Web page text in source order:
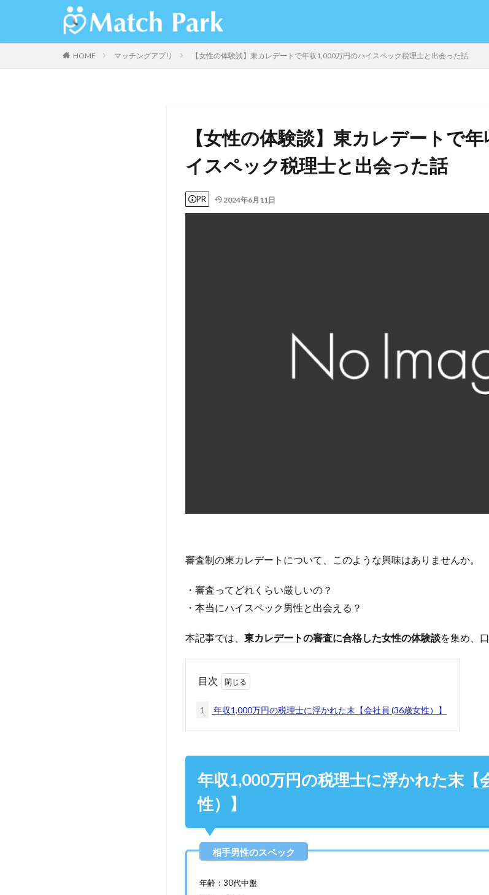
HOME マッチングアプリ 【女性の体験談】東カレデートで年収1,000万円のハイスペック税理士と出会った話
【女性の体験談】東カレデートで
イスペック税理士と出会った話
PR 2024年6月11日
審査制の東カレデートについて、このような興味はありませんか。
・審査ってどれくらい厳しいの？
・本当にハイスペック男性と出会える？
本記事では、 東カレデートの審査に合格した女性の体験談を集め、
目次
1 年収1,000万円の税理士に浮かれた末【会社員 (36歳女性）】
年収1,000万円の税理士に浮かれた末【
性）】
年齢：30代中盤